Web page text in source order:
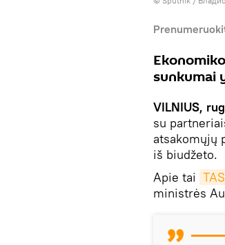
sunkumai
VILNIUS,
su
atsakomųjų
iš biudžeto.
Apie tai
ministrės